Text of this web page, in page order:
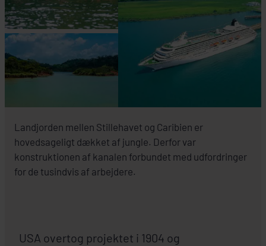
Landjorden mellen Stillehavet og Caribien er
hovedsageligt dækket af jungle. Derfor var
konstruktionen af kanalen forbundet med udfordringer
for de tusindvis af arbejdere.
USA overtog projektet i 1904 og